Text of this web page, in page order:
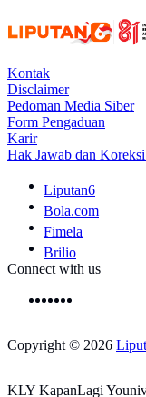
Kontak
Disclaimer
Pedoman Media Siber
Form Pengaduan
Karir
Hak Jawab dan
Liputan6
Bola.com
Fimela
Brilio
Connect with us
Copyright © 2026
KLY KapanLagi